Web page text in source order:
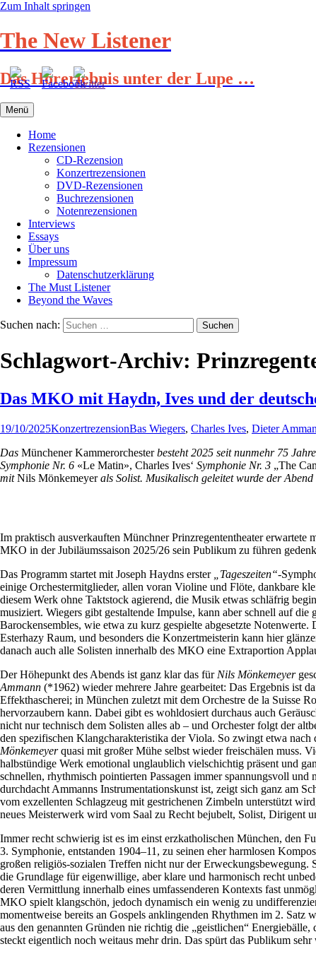
Zum Inhalt springen
The New Listener
Das Hörerlebnis unter der Lupe …
Menü
Home
Rezensionen
CD-Rezension
Konzertrezensionen
DVD-Rezensionen
Buchrezensionen
Notenrezensionen
Interviews
Essays
Über uns
Impressum
Datenschutzerklärung
The Must Listener
Beyond the Waves
Suchen nach:
Schlagwort-Archiv:
Das MKO mit Haydn, Ives und der
19/10/2025KonzertrezensionBas Wiegers, Charles Ives, Dieter
Das Münchener Kammerorchesterbesteht 2025 seit nunmehr 75
Symphonie Nr. 6 «Le Matin», Charles Ives‘ Symphonie Nr. 3 „The
mitNils Mönkemeyerals Solist. Musikalisch geleitet wurde der Abend
Im praktisch ausverkauften Münchner Prinzregententheater
MKO in der Jubiläumssaison 2025/26 sein Publikum zu führen
Das Programm startet mit Joseph Haydns erster
„Tageszeiten“-
einige Orchestermitglieder, allen voran Violine und Flöte, dankbare
diesem Werk ohne Taktstock agierend, die Musik etwas schläfrig
musiziert. Wiegers gibt gestaltende Impulse, kann aber schnell auf
Barockensembles, wie etwa zu kurz gespielte abgesetzte
Esterhazy Raum, und besonders die Konzertmeisterin kann hier
danach auch alle Solisten innerhalb des MKO eine Extraportion
Der Höhepunkt des Abends ist ganz klar das für Nils Mönkemeyer
Ammann (*1962) wieder mehrere Jahre gearbeitet: Das Ergebnis ist
Effekthascherei; in München zuletzt mit dem Orchestre de la Suisse
hervorzaubern kann. Dabei gibt es wohldosiert durchaus auch
nicht nur technisch dem Solisten alles ab – und Orchester folgt der
den spezifischen Klangcharakteristika der Viola. So zwingt etwa
Mönkemeyerquasi mit großer Mühe selbst wieder freischälen muss.
halbstündige Werk emotional unglaublich vielschichtig präsent und
schnellen, rhythmisch pointierten Passagen immer spannungsvoll
durchdacht Ammanns Instrumentationskunst ist, zeigt sich ganz am
vom exzellenten Schlagzeug mit gestrichenen Zimbeln unterstützt
neues Meisterwerk wird vom Saal zu Recht bejubelt, Solist, Dirigent
Immer recht schwierig ist es im einst erzkatholischen München, den
3. Symphonie, entstanden 1904–11, zu seinen eher harmlosen
großen religiös-sozialen Treffen nicht nur der
die Grundlage für eigenwillige, aber klare und harmonisch recht
deren Vermittlung innerhalb eines umfassenderen Kontexts fast
MKO spielt klangschön, jedoch dynamisch ein wenig zu
momentweise bereits an Gospels anklingenden Rhythmen im 2.
aus den genannten Gründen nie richtig die „geistlichen“
steckt eigentlich noch weitaus mehr drin. Das spürt das Publikum